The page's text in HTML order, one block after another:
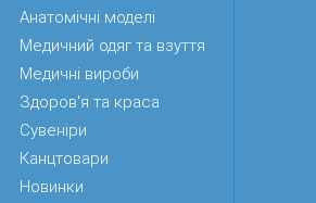
Анатомічні моделі
Медичний одяг та взуття
Медичні вироби
Здоров'я та краса
Сувеніри
Канцтовари
Новинки